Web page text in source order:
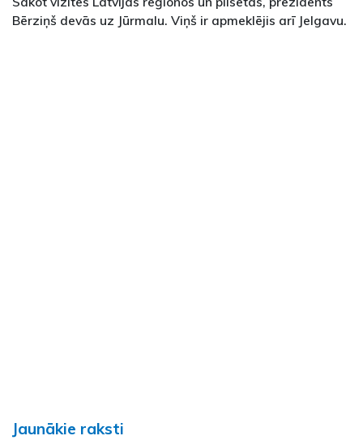
Bērziņš devās uz Jūrmalu. Viņš ir apmeklējis arī Jelgavu.
Jaunākie raksti